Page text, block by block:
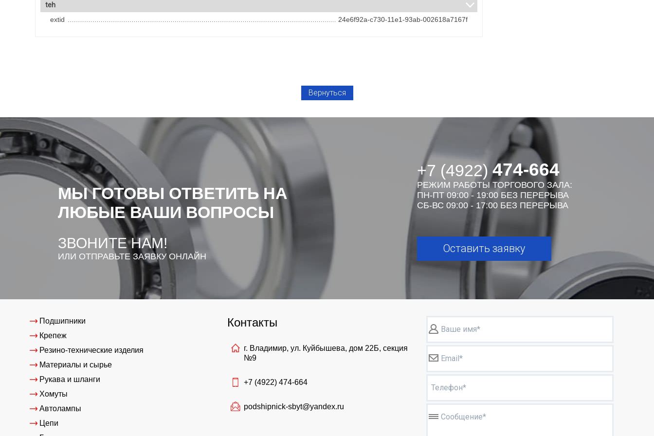
teh
extid
24e6f92a-c730-11e1-93ab-002618a7167f
Вернуться
МЫ ГОТОВЫ ОТВЕТИТЬ НА
ЛЮБЫЕ ВАШИ ВОПРОСЫ
ЗВОНИТЕ НАМ!
ИЛИ ОТПРАВЬТЕ ЗАЯВКУ ОНЛАЙН
+7 (4922)474-664
РЕЖИМ РАБОТЫ ТОРГОВОГО ЗАЛА:
ПН-ПТ 09:00 - 19:00 БЕЗ ПЕРЕРЫВА
СБ-ВС 09:00 - 17:00 БЕЗ ПЕРЕРЫВА
Оставить заявку
Подшипники
Крепеж
Резино-технические изделия
Материалы и сырье
Рукава и шланги
Хомуты
Автолампы
Цепи
Контакты
г. Владимир, ул. Куйбышева, дом 22Б, секция
№9
+7 (4922) 474-664
podshipnick-sbyt@yandex.ru
Ваше имя*
Email*
Телефон*
Сообщение*